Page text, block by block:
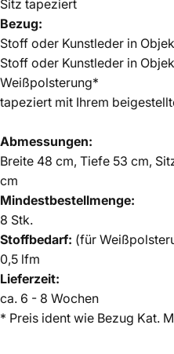
Sitz tapeziert
Bezug:
Stoff oder Kunstleder in
Stoff oder Kunstleder in
Weißpolsterung*
tapeziert mit Ihrem
Abmessungen:
Breite 48 cm, Tiefe 53 cm,
cm
Mindestbestellmenge:
8 Stk.
Stoffbedarf: (für
0,5 lfm
Lieferzeit:
ca. 6 - 8 Wochen
* Preis ident wie Bezug Kat.